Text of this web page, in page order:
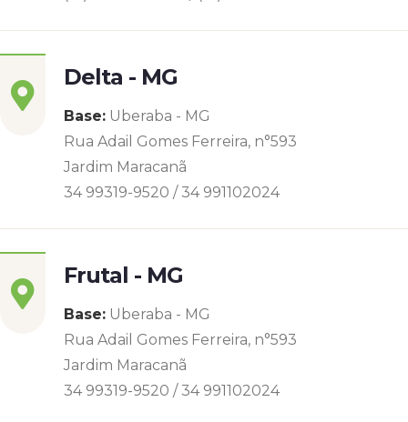
Delta - MG
Base: Uberaba - MG
Rua Adail Gomes Ferreira, n°593
Jardim Maracanã
34 99319-9520 / 34 991102024
Frutal - MG
Base: Uberaba - MG
Rua Adail Gomes Ferreira, n°593
Jardim Maracanã
34 99319-9520 / 34 991102024